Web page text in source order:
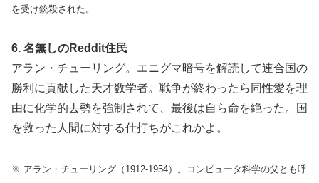
を受け銃殺された。
6. 名無しのReddit住民
アラン・チューリング。エニグマ暗号を解読して連合国の
勝利に貢献した天才数学者。戦争が終わったら同性愛を理
由に化学的去勢を強制されて、最後は自ら命を絶った。国
を救った人間に対する仕打ちがこれかよ。
※ アラン・チューリング（1912-1954）。コンピュータ科学の父とも呼